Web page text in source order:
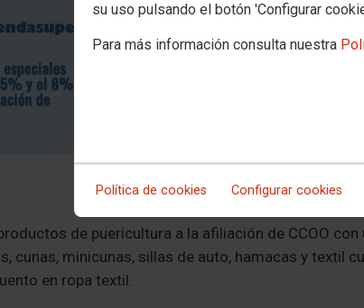
su uso pulsando el botón 'Configurar
Para más información consulta nuestra
Política de cookies Configurar cookies
de puericultura a la afiliación de CCOO con
cunas, minicunas, sillas de auto, hamacas y textil
en ropa textil.